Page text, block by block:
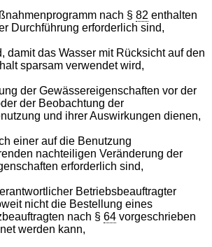
nach § 82 enthalten
Durchführung erforderlich sind,
damit das Wasser mit Rücksicht auf den
sparsam verwendet wird,
der Gewässereigenschaften vor der
der Beobachtung der
und ihrer Auswirkungen dienen,
einer auf die Benutzung
nachteiligen Veränderung der
erforderlich sind,
Betriebsbeauftragter
nicht die Bestellung eines
nach §64 vorgeschrieben
werden kann,